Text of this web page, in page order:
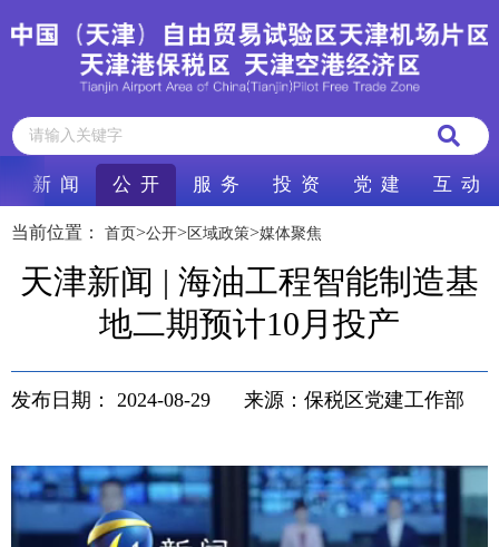
新 闻 公 开 服 务 投 资 党 建 互 动
当前位置： 首页>公开> 区域政策>媒体聚焦
天津新闻 | 海油工程智能制造基
地二期预计10月投产
发布日期： 2024-08-29 来源：保税区党建工作部